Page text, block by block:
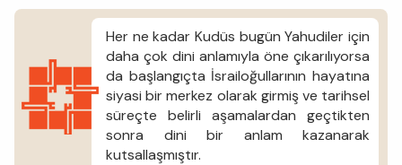
Her ne kadar Kudüs bugün Yahudiler için
daha çok dini anlamıyla öne çıkarılıyorsa
da başlangıçta İsrailoğullarının hayatına
siyasi bir merkez olarak girmiş ve tarihsel
süreçte belirli aşamalardan geçtikten
sonra dini bir anlam kazanarak
kutsallaşmıştır.